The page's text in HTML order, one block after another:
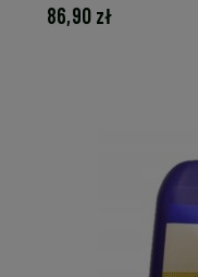
86,90 zł